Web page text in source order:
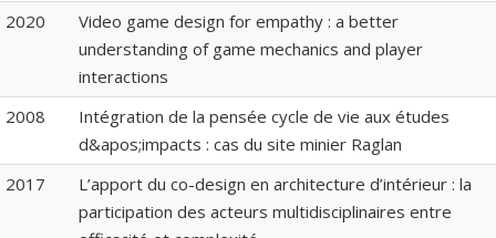
2020
Video game design for empathy : a better
understanding of game mechanics and player
interactions
2008
Intégration de la pensée cycle de vie aux études
d&apos;impacts : cas du site minier Raglan
2017
L’apport du co-design en architecture d’intérieur : la
participation des acteurs multidisciplinaires entre